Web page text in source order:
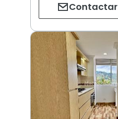
Contactar